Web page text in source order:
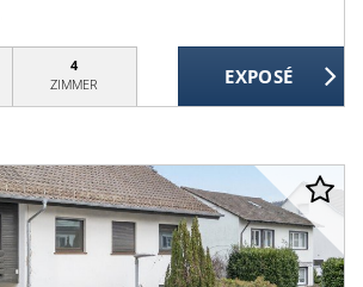
4
ZIMMER